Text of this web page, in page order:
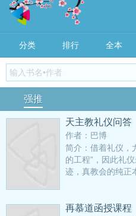
分类 排行 全本
强推
天主教礼仪问答
作者：巴博
简介：借着礼仪，
的工程”，因此礼
迹，真教会的纯
再慕道函授课程